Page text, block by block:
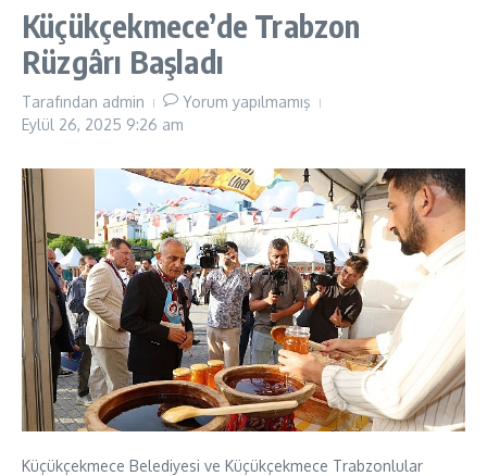
Küçükçekmece’de Trabzon
Rüzgârı Başladı
Tarafından admin
Yorum yapılmamış
Eylül 26, 2025 9:26 am
Küçükçekmece Belediyesi ve Küçükçekmece Trabzonlular